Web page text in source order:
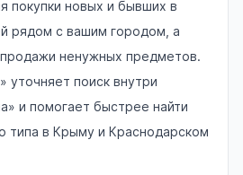
покупки новых и бывших в
рядом с вашим городом, а
ненужных предметов.
уточняет поиск внутри
и помогает быстрее найти
типа в Крыму и Краснодарском